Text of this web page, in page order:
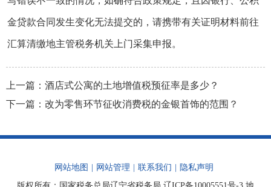
金贷款合同发生变化无法提交的，请携带有关证明材料前往
汇算清缴地主管税务机关上门采集申报。
上一篇： 酒店式公寓的土地增值税预征率是多少？
下一篇： 改为零售环节征收消费税的金银首饰的范围？
网站地图 网站管理 联系我们
隐私声明